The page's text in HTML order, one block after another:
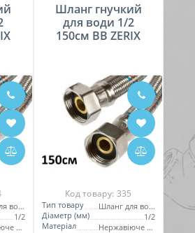
Шланг для води
1/2
Нержавіюче обплетення
Шланг гнучкий
для води 1/2
150см ВВ ZERIX
Код товару: 335
Тип товару
Шланг для води
Діаметр (мм)
1/2
Матеріал
Нержавіюче обплетення